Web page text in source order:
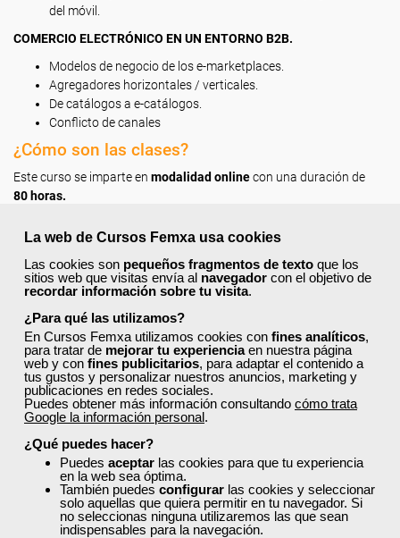
La web de Cursos Femxa usa cookies
Las cookies son pequeños fragmentos de texto que los
sitios web que visitas envía al navegador con el objetivo de
recordar información sobre tu visita.
¿Para qué las utilizamos?
En Cursos Femxa utilizamos cookies con fines analíticos,
para tratar de mejorar tu experienciaen nuestra página
web y con fines publicitarios, para adaptar el contenido a
tus gustos y personalizar nuestros anuncios, marketing y
publicaciones en redes sociales.
Puedes obtener más información consultando cómo trata
Google la información personal.
¿Qué puedes hacer?
Puedes aceptar las cookies para que tu experiencia
en la web sea óptima.
También puedes configurar las cookies y seleccionar
solo aquellas que quiera permitir en tu navegador. Si
no seleccionas ninguna utilizaremos las que sean
indispensables para la navegación.
del móvil.
COMERCIO ELECTRÓNICO EN UN ENTORNO B2B.
Modelos de negocio de los e-marketplaces.
Agregadores horizontales / verticales.
De catálogos a e-catálogos.
Conflicto de canales
¿Cómo son las clases?
Este curso se imparte en modalidad onlinecon una duración de
80 horas.
Requisitos De Acceso
Titulación
Entidades
Formación 100% Subvencionada por:
Comentarios (0)